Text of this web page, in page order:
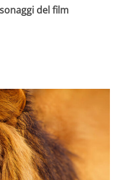
del film